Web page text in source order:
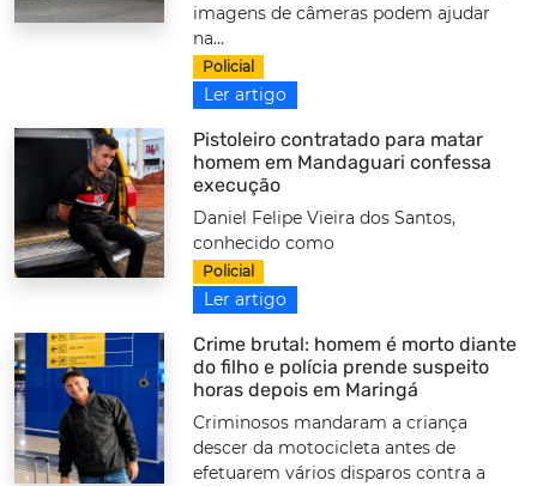
imagens de câmeras podem ajudar
na...
Policial
Ler artigo
Pistoleiro contratado para matar
homem em Mandaguari confessa
execução
Daniel Felipe Vieira dos Santos,
conhecido como
Policial
Ler artigo
Crime brutal: homem é morto diante
do filho e polícia prende suspeito
horas depois em Maringá
Criminosos mandaram a criança
descer da motocicleta antes de
efetuarem vários disparos contra a